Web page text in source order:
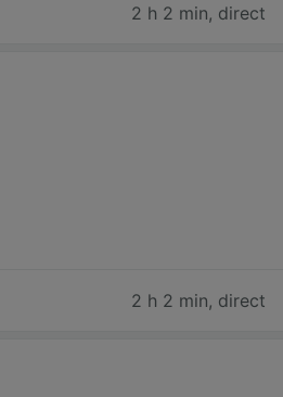
2 h 2 min, direct
2 h 2 min, direct